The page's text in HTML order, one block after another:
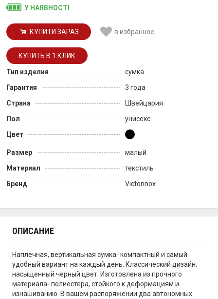
У НАЯВНОСТІ
КУПИТИ ЗАРАЗ в избранное
Тип изделия
сумка
Гарантия
3 года
Страна
Швейцария
Пол
унисекс
Цвет
Размер
малый
Материал
текстиль
Бренд
Victorinox
ОПИСАНИЕ
Наплечная, вертикальная сумка- компактный и самый
удобный вариант на каждый день. Классический дизайн,
насыщенный черный цвет. Изготовлена из прочного
материала- полиестера, стойкого к деформациям и
изнашиванию. В вашем распоряжении два автономных